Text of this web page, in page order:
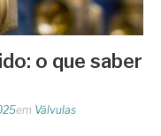
o que saber
em Válvulas